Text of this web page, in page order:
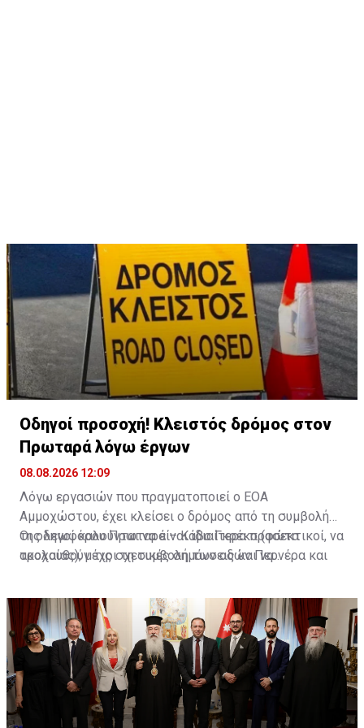
Οδηγοί προσοχή! Κλειστός δρόμος στον
Πρωταρά λόγω έργων
08.08.2026 12:09
Λόγω εργασιών που πραγματοποιεί ο ΕΟΑ
Αμμοχώστου, έχει κλείσει ο δρόμος από τη συμβολή
της λεωφόρου Πρωταρά – Κάβο Γκρέκο (φώτα
τροχαίας), μέχρι τη συμβολή των οδών Περνέρα και
Οι οδηγοί καλούνται να είναι ιδιαίτερα προσεκτικοί, να
ακολουθούν τις σχετικές σημάνσεις και να